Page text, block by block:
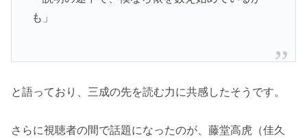
も」
と語っており、三成の先を読む力に共感したそうです。
さらに視聴者の間で話題になったのが、藤堂高虎（佳久